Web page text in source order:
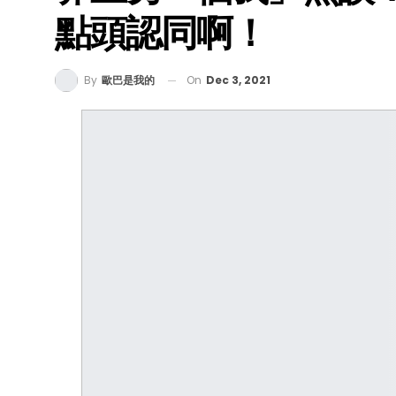
點頭認同啊！
By 歐巴是我的 On Dec 3, 2021